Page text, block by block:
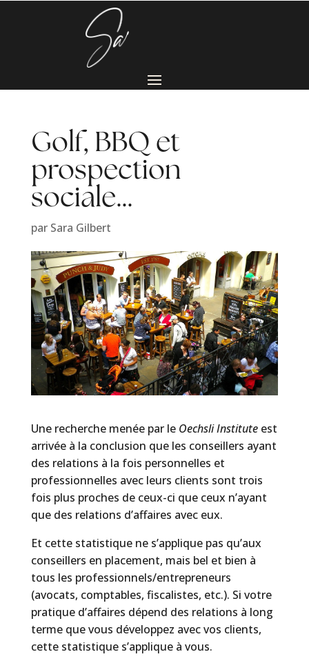
Golf, BBQ et
prospection
sociale…
par Sara Gilbert
Une recherche menée par le Oechsli Instituteest
arrivée à la conclusion que les conseillers ayant
des relations à la fois personnelles et
professionnelles avec leurs clients sont trois
fois plus proches de ceux-ci que ceux n’ayant
que des relations d’affaires avec eux.
Et cette statistique ne s’applique pas qu’aux
conseillers en placement, mais bel et bien à
tous les professionnels/entrepreneurs
(avocats, comptables, fiscalistes, etc.). Si votre
pratique d’affaires dépend des relations à long
terme que vous développez avec vos clients,
cette statistique s’applique à vous.